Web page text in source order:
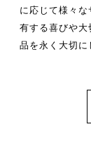
に応じて様々な
有する喜びや大
品を永く大切に